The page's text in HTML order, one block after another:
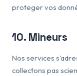
proteger vos
10. Mineurs
Nos services
collectons pas